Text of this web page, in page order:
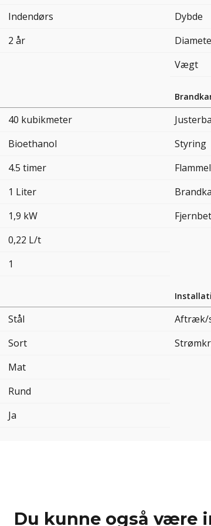
Indendørs
2 år
Dybde
Vægt
40 kubikmeter
Bioethanol
4.5 timer
1 Liter
1,9 kW
0,22 L/t
1
Styring
Stål
Sort
Mat
Rund
Ja
Aftræk/
Du kunne også være